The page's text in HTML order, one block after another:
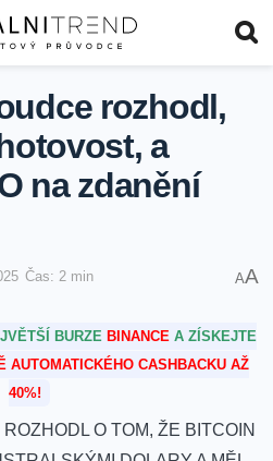
rozhodl,
a
na zdanění
Čas: 2 min AA
BURZE BINANCE A ZÍSKEJTE
AUTOMATICKÉHO CASHBACKU AŽ
40%!
O TOM, ŽE BITCOIN